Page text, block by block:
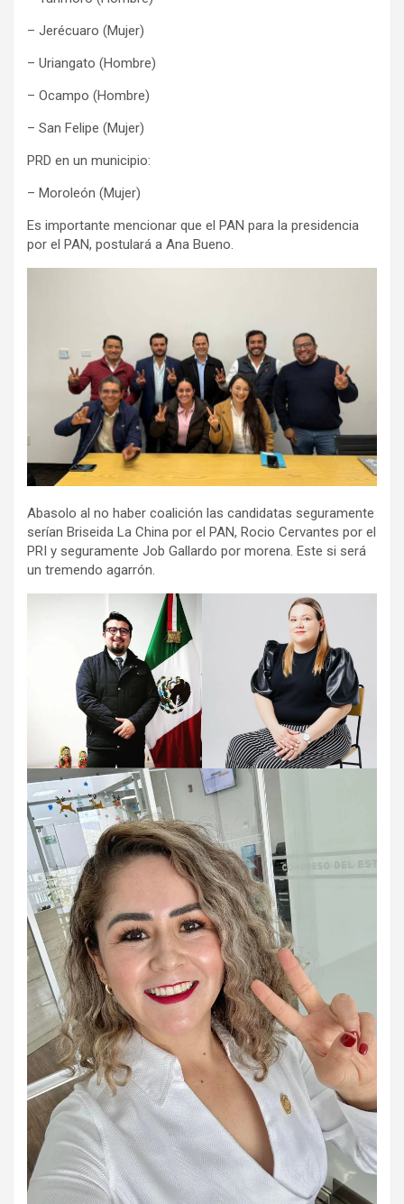
– Jerécuaro (Mujer)
– Uriangato (Hombre)
– Ocampo (Hombre)
– San Felipe (Mujer)
PRD en un municipio:
– Moroleón (Mujer)
Es importante mencionar que el PAN para la presidencia
por el PAN, postulará a Ana Bueno.
Abasolo al no haber coalición las candidatas seguramente
serían Briseida La China por el PAN, Rocio Cervantes por el
PRI y seguramente Job Gallardo por morena. Este si será
un tremendo agarrón.